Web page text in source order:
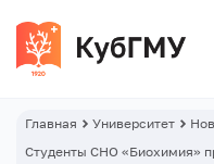
Главная Университет
Студенты СНО «Биохимия»